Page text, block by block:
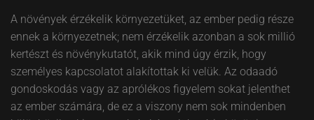
A növények érzékelik környezetüket, az ember pedig része
ennek a környezetnek; nem érzékelik azonban a sok millió
kertészt és növénykutatót, akik mind úgy érzik, hogy
személyes kapcsolatot alakítottak ki velük. Az odaadó
gondoskodás vagy az aprólékos figyelem sokat jelenthet
az ember számára, de ez a viszony nem sok mindenben